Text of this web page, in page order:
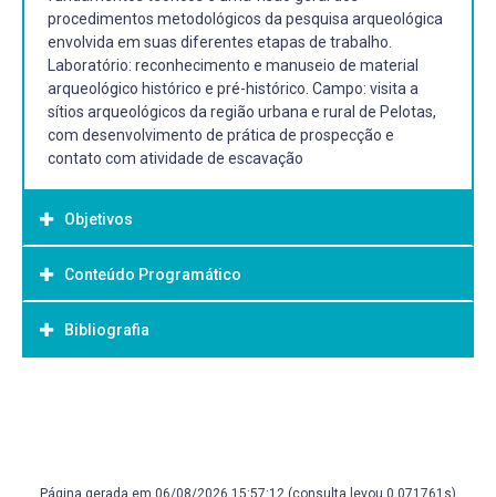
procedimentos metodológicos da pesquisa arqueológica
envolvida em suas diferentes etapas de trabalho.
Laboratório: reconhecimento e manuseio de material
arqueológico histórico e pré-histórico. Campo: visita a
sítios arqueológicos da região urbana e rural de Pelotas,
com desenvolvimento de prática de prospecção e
contato com atividade de escavação
Objetivos
Objetivo Geral:
- Disponibilizar o conhecimento referente à pesquisa
arqueológica
Conteúdo Programático
FUNARI, Pedro Paulo Abreu; ORSER JR, Charles;
SCHIAVETTO, Solange
Bibliografia
Página gerada em 06/08/2026 15:57:12 (consulta levou 0.071761s)